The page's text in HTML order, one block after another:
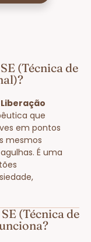
(Técnica de
Liberação
que
em pontos
mesmos
É uma
(Técnica de